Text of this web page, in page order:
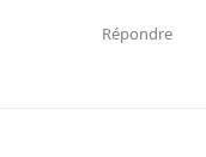
Répondre